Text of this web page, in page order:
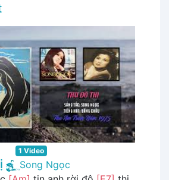
1 Video
Song Ngọc